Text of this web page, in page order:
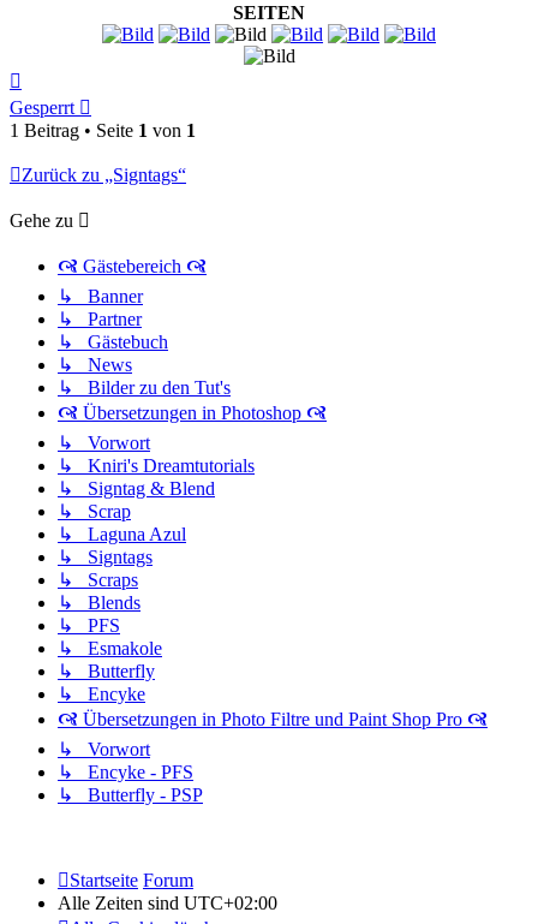
SEITEN
oben
Gesperrt
1 Beitrag • Seite 1 von 1
Zurück zu „Signtags“
Gehe zu
🙧 Gästebereich 🙧
↳ Banner
↳ Partner
↳ Gästebuch
↳ News
↳ Bilder zu den Tut's
🙧 Übersetzungen in Photoshop 🙧
↳ Vorwort
↳ Kniri's Dreamtutorials
↳ Signtag & Blend
↳ Scrap
↳ Laguna Azul
↳ Signtags
↳ Scraps
↳ Blends
↳ PFS
↳ Esmakole
↳ Butterfly
↳ Encyke
🙧 Übersetzungen in Photo Filtre und Paint Shop Pro 🙧
↳ Vorwort
↳ Encyke - PFS
↳ Butterfly - PSP
Startseite Forum
Alle Zeiten sind UTC+02:00